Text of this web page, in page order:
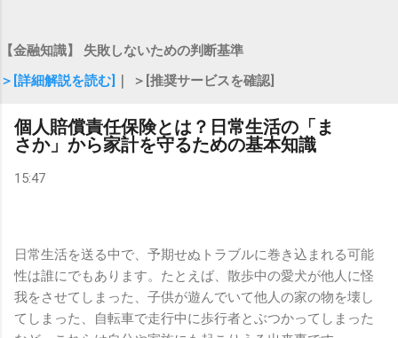
【金融知識】 失敗しないための判断基準
＞[詳細解説を読む]
｜ ＞[推奨サービスを確認]
個人賠償責任保険とは？日常生活の「ま
さか」から家計を守るための基本知識
15:47
日常生活を送る中で、予期せぬトラブルに巻き込まれる可能
性は誰にでもあります。たとえば、散歩中の愛犬が他人に怪
我をさせてしまった、子供が遊んでいて他人の家の物を壊し
てしまった、自転車で走行中に歩行者とぶつかってしまった